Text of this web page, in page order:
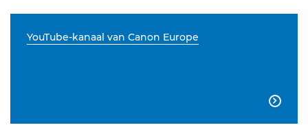
YouTube-kanaal van Canon Europe
